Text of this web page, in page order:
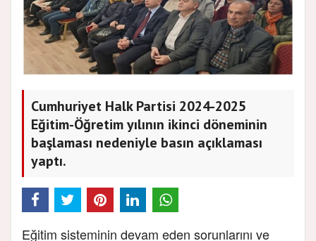
Cumhuriyet Halk Partisi 2024-2025
Eğitim-Öğretim yılının ikinci döneminin
başlaması nedeniyle basın açıklaması
yaptı.
Eğitim sisteminin devam eden sorunlarını ve